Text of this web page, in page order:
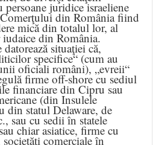
persoane juridice israeliene
din România fiind
mică din totalul lor, al
din România.
datorează situaţiei că,
specifice“ (cum au
oficiali români), „evreii“
firme off-shore cu sediul
financiare din Cipru sau
(din Insulele
din statul Delaware, de
sau cu sedii în statele
chiar asiatice, firme cu
societăţi comerciale în